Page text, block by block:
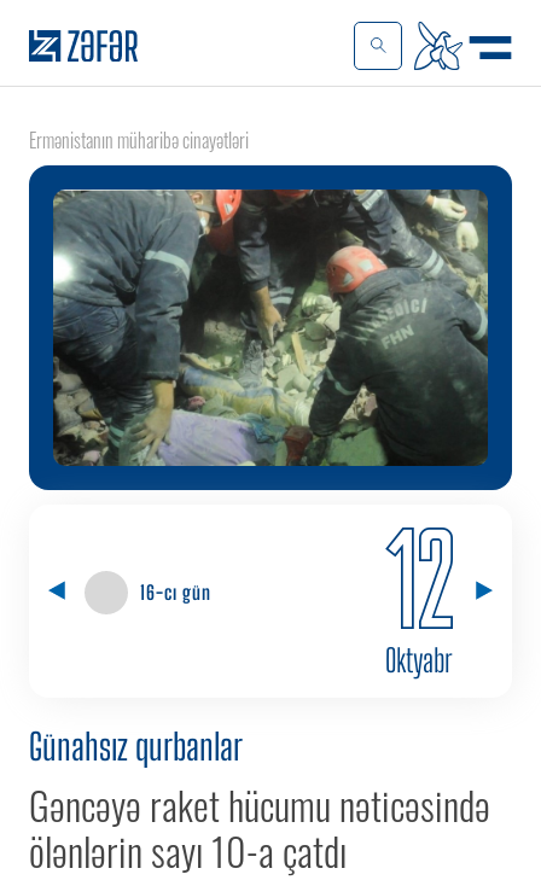
Ermənistanın müharibə cinayətləri
16-cı gün 12
Oktyabr
Günahsız qurbanlar
Gəncəyə raket hücumu nəticəsində
ölənlərin sayı 10-a çatdı